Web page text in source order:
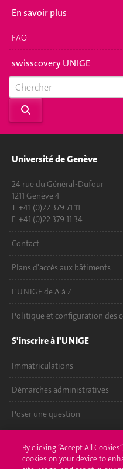
En savoir plus
FAQ
swisscovery UNIGE
Université de Genève
24 rue du Général-Dufour
1211 Genève 4
T. +41 (0)22 379 71 11
F. +41 (0)22 379 11 34
Contact
Plans d'accès aux bâtiments
L'UNIGE de A à Z
Politique et configuration des
S'inscrire à l'UNIGE
Immatriculations
Démarches administratives
Poser une question
UNIGE Mobile
By clicking “Accept All
cookies on your device to